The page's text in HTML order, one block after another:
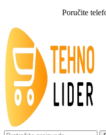
Poručite